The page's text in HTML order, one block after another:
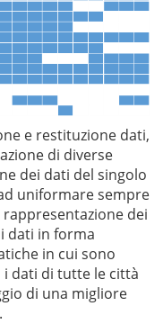
e restituzione dati,
di diverse
dei dati del singolo
uniformare sempre
dei
dati in forma
in cui sono
dati di tutte le città
di una migliore